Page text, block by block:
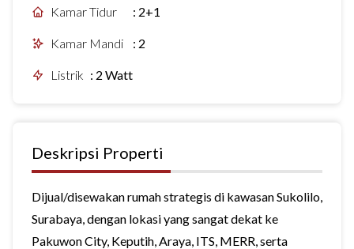
Kamar Tidur : 2+1
Kamar Mandi : 2
Listrik : 2 Watt
Deskripsi Properti
Dijual/disewakan rumah strategis di kawasan Sukolilo,
Surabaya, dengan lokasi yang sangat dekat ke
Pakuwon City, Keputih, Araya, ITS, MERR, serta